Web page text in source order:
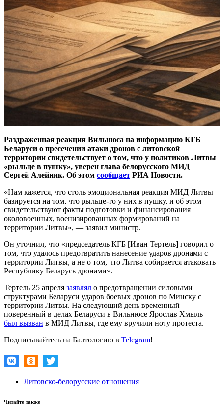
Раздраженная реакция Вильнюса на информацию КГБ
Беларуси о пресечении атаки дронов с литовской
территории свидетельствует о том, что у политиков Литвы
«рыльце в пушку», уверен глава белорусского МИД
Сергей Алейник. Об этом сообщает РИА Новости.
«Нам кажется, что столь эмоциональная реакция МИД Литвы
базируется на том, что рыльце-то у них в пушку, и об этом
свидетельствуют факты подготовки и финансирования
околовоенных, военизированных формирований на
территории Литвы», — заявил министр.
Он уточнил, что «председатель КГБ [Иван Тертель] говорил о
том, что удалось предотвратить нанесение ударов дронами с
территории Литвы, а не о том, что Литва собирается атаковать
Республику Беларусь дронами».
Тертель 25 апреля заявлял о предотвращении силовыми
структурами Беларуси ударов боевых дронов по Минску с
территории Литвы. На следующий день временный
поверенный в делах Беларуси в Вильнюсе Ярослав Хмыль
был вызван в МИД Литвы, где ему вручили ноту протеста.
Подписывайтесь на Балтологию в Telegram!
Литовско-белорусские отношения
Читайте также